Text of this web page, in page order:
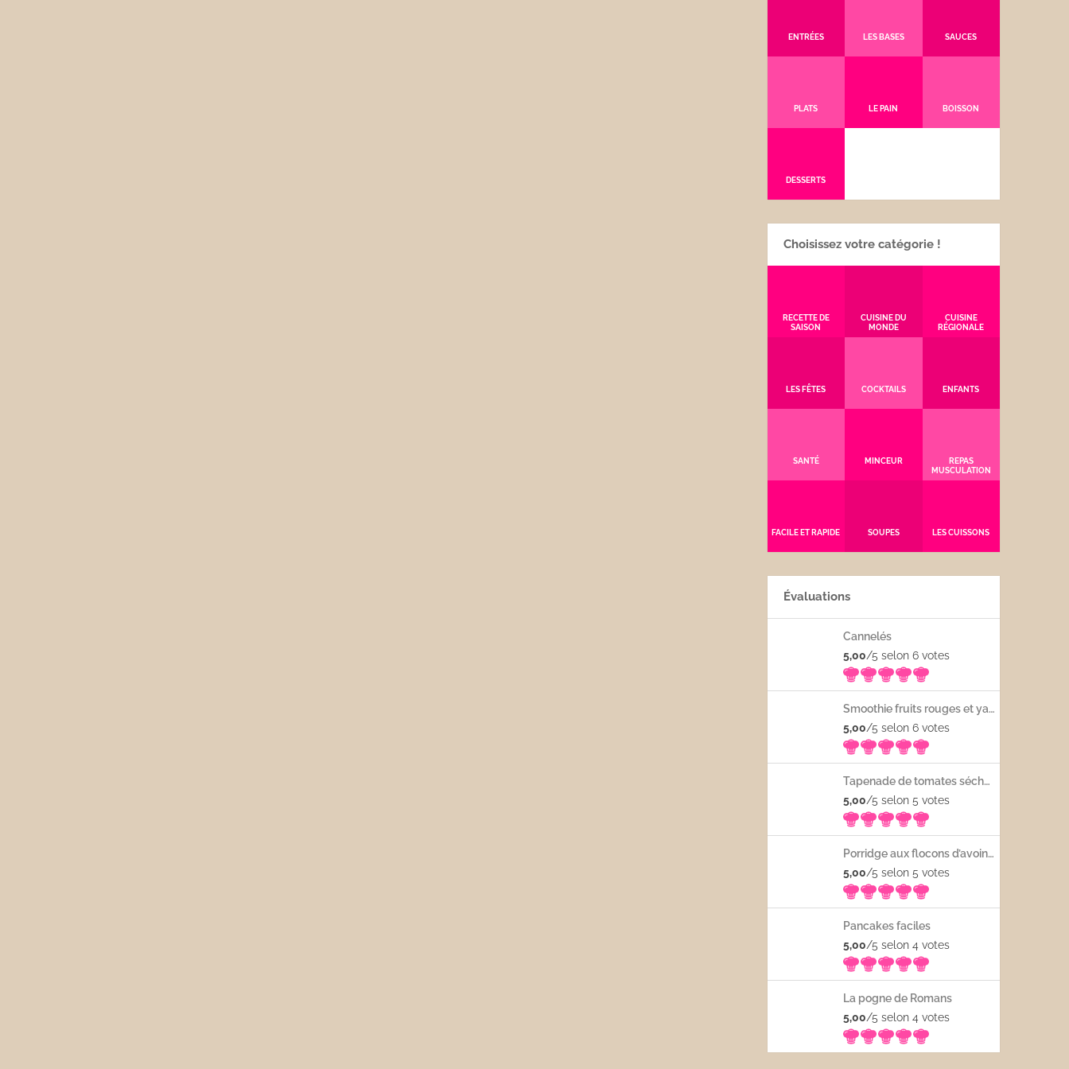
ENTRÉES LES BASES SAUCES
PLATS LE PAIN BOISSON
DESSERTS
Choisissez votre catégorie !
RECETTE DE
SAISON
CUISINE DU
MONDE
CUISINE
RÉGIONALE
LES FÊTES COCKTAILS ENFANTS
SANTÉ MINCEUR
REPAS
MUSCULATION
FACILE ET RAPIDE SOUPES LES CUISSONS
Évaluations
Cannelés
5,00/5 selon 6 votes
Smoothie fruits rouges et yaourt
5,00/5 selon 6 votes
Tapenade de tomates séchées
5,00/5 selon 5 votes
Porridge aux flocons d’avoine avec les fruits frais
5,00/5 selon 5 votes
Pancakes faciles
5,00/5 selon 4 votes
La pogne de Romans
5,00/5 selon 4 votes